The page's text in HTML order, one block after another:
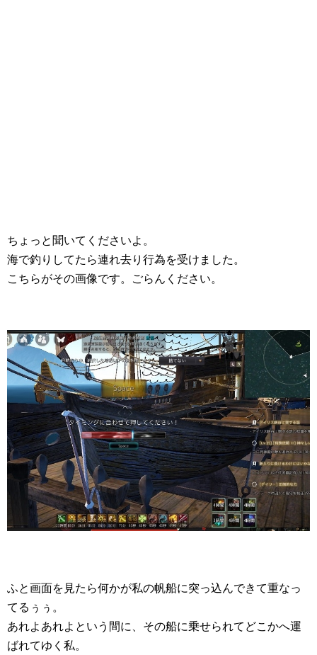
ちょっと聞いてくださいよ。
海で釣りしてたら連れ去り行為を受けました。
こちらがその画像です。ごらんください。
ふと画面を見たら何かが私の帆船に突っ込んできて重なっ
てるぅぅ。
あれよあれよという間に、その船に乗せられてどこかへ運
ばれてゆく私。